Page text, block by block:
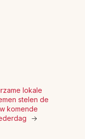
lokale
stelen de
komende
→